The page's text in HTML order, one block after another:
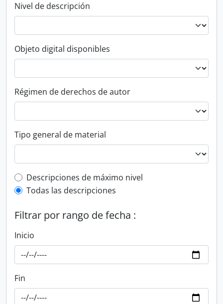
Nivel de descripción
Objeto digital disponibles
Régimen de derechos de autor
Tipo general de material
Top-level description filter
Descripciones de máximo nivel
Todas las descripciones
Filtrar por rango de fecha :
Inicio
Fin